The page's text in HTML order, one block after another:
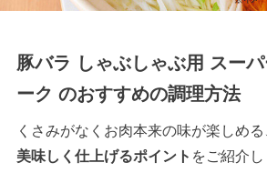
豚バラ しゃぶしゃぶ用 スー
ーク のおすすめの調理方法
くさみがなくお肉本来の味が楽しめ
美味しく仕上げるポイント をご紹介し